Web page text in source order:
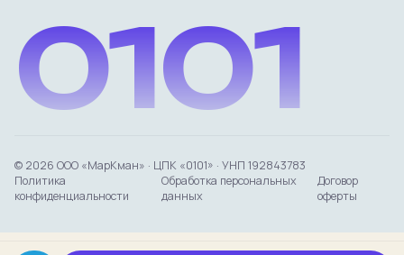
0101
© 2026 ООО «МарКман» · ЦПК «0101» · УНП 192843783
Политика
конфиденциальности
Обработка персональных
данных
Договор
оферты